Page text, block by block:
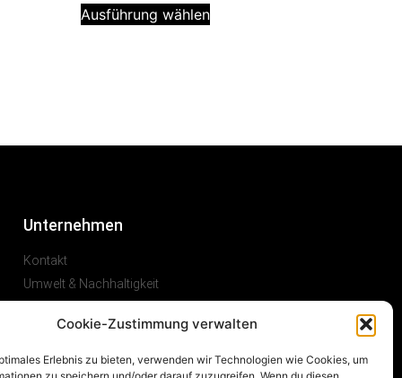
Cookie-Zustimmung verwalten
Erlebnis zu bieten, verwenden wir Technologien wie Cookies, um
Ausführung wählen
Unternehmen
Kontakt
Umwelt & Nachhaltigkeit